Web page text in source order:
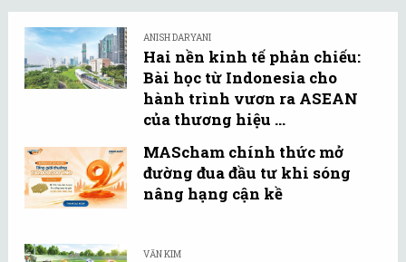
ANISH DARYANI
Hai nền kinh tế phản chiếu:
Bài học từ Indonesia cho
hành trình vươn ra ASEAN
của thương hiệu ...
MAScham chính thức mở
đường đua đầu tư khi sóng
nâng hạng cận kề
VĂN KIM